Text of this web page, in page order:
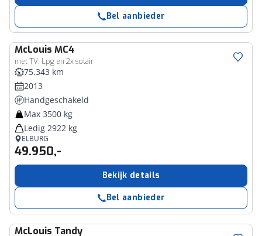
Bel aanbieder
McLouis MC4
met TV, Lpg en 2x solair
75.343 km
2013
Handgeschakeld
Max 3500 kg
Ledig 2922 kg
ELBURG
49.950,-
Bekijk details
Bel aanbieder
McLouis Tandy